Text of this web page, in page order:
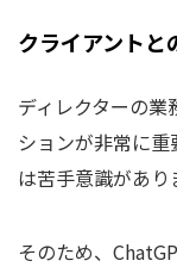
クライアントと
ディレクターの
ションが非常に
は苦手意識があり
そのため、